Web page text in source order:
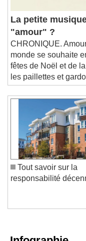
La petite
"amour" ?
CHRONIQUE.
monde se souhaite
fêtes de Noël et de
les paillettes et
Tout savoir sur la